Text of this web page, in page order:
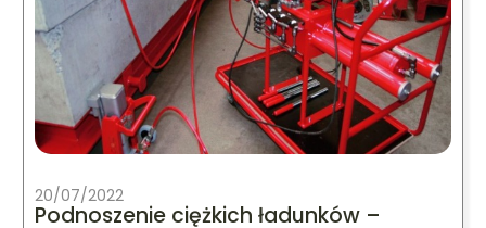
20/07/2022
Podnoszenie ciężkich ładunków –